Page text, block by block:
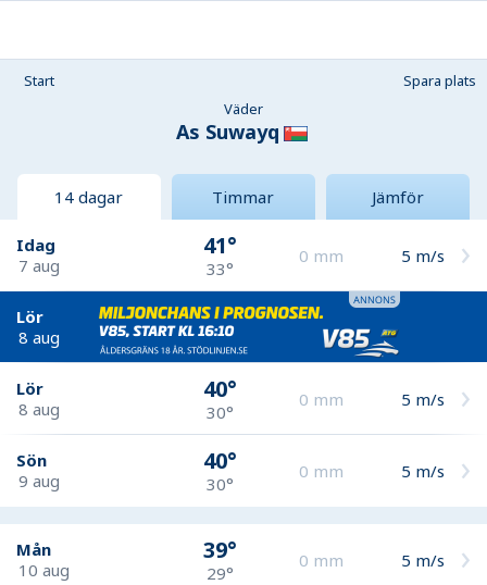
Start
Spara plats
Väder
As Suwayq
14 dagar Timmar Jämför
Idag
7 aug
41°
33°
0 mm 5 m/s
Lör
8 aug
Lör
8 aug
40°
30°
0 mm 5 m/s
Sön
9 aug
40°
30°
0 mm 5 m/s
Mån
10 aug
39°
29°
0 mm 5 m/s